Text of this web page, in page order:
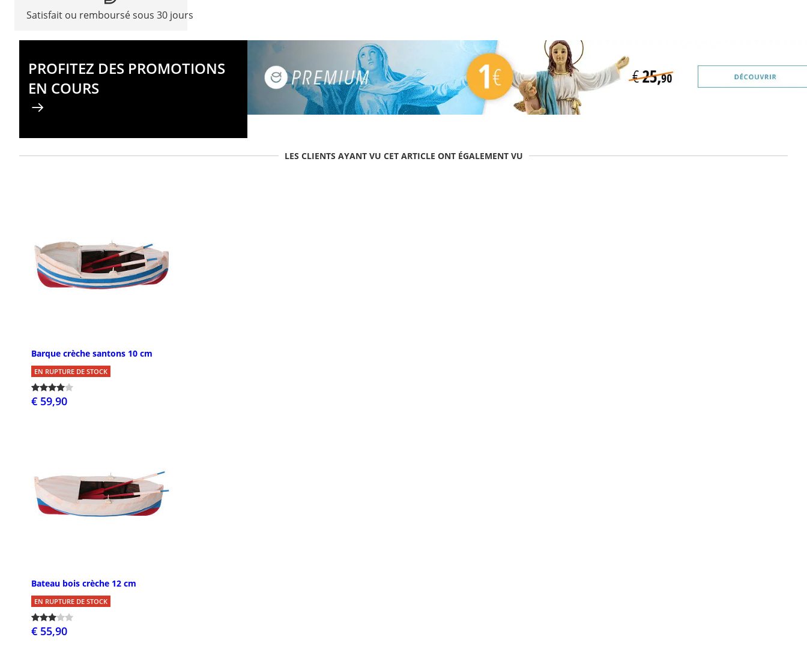
Satisfait ou remboursé sous 30 jours
PROFITEZ DES PROMOTIONS
EN COURS
LES CLIENTS AYANT VU CET ARTICLE ONT ÉGALEMENT VU
Barque crèche santons 10 cm
EN RUPTURE DE STOCK
€ 59,90
Bateau bois crèche 12 cm
EN RUPTURE DE STOCK
€ 55,90